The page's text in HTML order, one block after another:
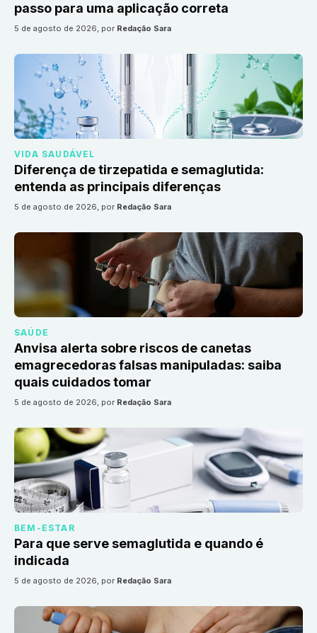
passo para uma aplicação correta
5 de agosto de 2026, por Redação Sara
VIDA SAUDÁVEL
Diferença de tirzepatida e semaglutida:
entenda as principais diferenças
5 de agosto de 2026, por Redação Sara
SAÚDE
Anvisa alerta sobre riscos de canetas
emagrecedoras falsas manipuladas: saiba
quais cuidados tomar
5 de agosto de 2026, por Redação Sara
BEM-ESTAR
Para que serve semaglutida e quando é
indicada
5 de agosto de 2026, por Redação Sara